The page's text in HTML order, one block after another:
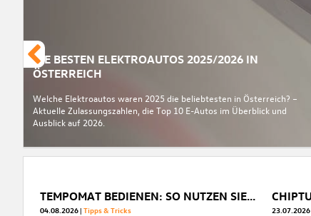
DIE BESTEN ELEKTROAUTOS 2025/2026 IN
ÖSTERREICH
Welche Elektroautos waren 2025 die beliebtesten in Österreich? –
Aktuelle Zulassungszahlen, die Top 10 E-Autos im Überblick und
Ausblick auf 2026.
TEMPOMAT BEDIENEN: SO NUTZEN SIE IHN OPTIMAL
04.08.2026 Tipps & Tricks 23.07.2026